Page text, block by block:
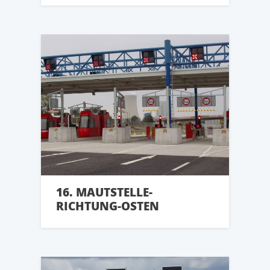
16. MAUTSTELLE-
RICHTUNG-OSTEN